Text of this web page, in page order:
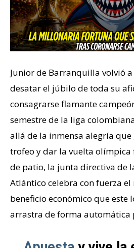
Junior de Barranquilla volvió
desatar el júbilo de toda su
consagrarse flamante
semestre de la liga
allá de la inmensa alegría que
trofeo y dar la vuelta olímpica
de patio, la junta directiva de
Atlántico celebra con fuerza
beneficio económico que este
arrastra de forma automática